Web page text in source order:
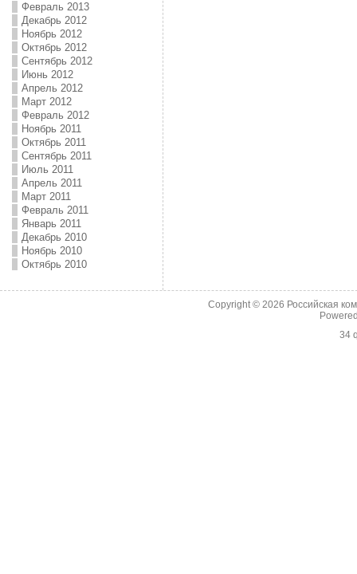
Февраль 2013
Декабрь 2012
Ноябрь 2012
Октябрь 2012
Сентябрь 2012
Июнь 2012
Апрель 2012
Март 2012
Февраль 2012
Ноябрь 2011
Октябрь 2011
Сентябрь 2011
Июль 2011
Апрель 2011
Март 2011
Февраль 2011
Январь 2011
Декабрь 2010
Ноябрь 2010
Октябрь 2010
Copyright © 2026 Российская
34